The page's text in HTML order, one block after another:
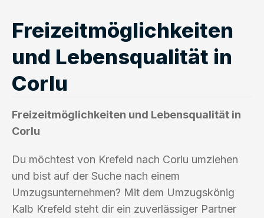
Freizeitmöglichkeiten
und Lebensqualität in
Corlu
Freizeitmöglichkeiten und Lebensqualität in
Corlu
Du möchtest von Krefeld nach Corlu umziehen
und bist auf der Suche nach einem
Umzugsunternehmen? Mit dem Umzugskönig
Kalb Krefeld steht dir ein zuverlässiger Partner